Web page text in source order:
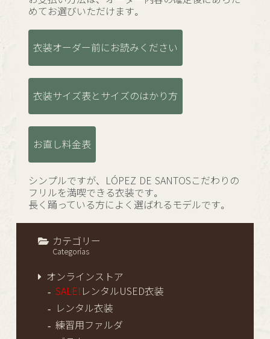
カテゴリー
Categorías
オンラインストア
SALE! レンタルUSED衣装
レンタル衣装
練習用ファルダ
めてお選びいただけます。
衣装オーダー前にお読みください
衣装サイズ表とサイズのはかり方
お直し料金表
シンプルですが、LÓPEZ DE SANTOSこだわりの
フリルを満喫できる衣装です。
長く踊っている方によく選ばれるモデルです。